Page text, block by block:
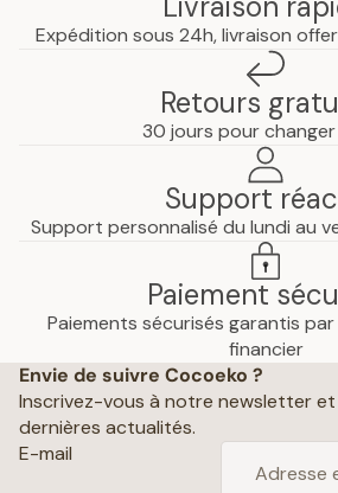
Expédition sous 24h, livraison
Retours
30 jours pour
Support
Support personnalisé du lundi au
Paiement
Paiements sécurisés garantis
financier
Envie de suivre Cocoeko ?
Inscrivez-vous à notre newsletter
dernières actualités.
E-mail
Mentions légales
Conditions générales de vente